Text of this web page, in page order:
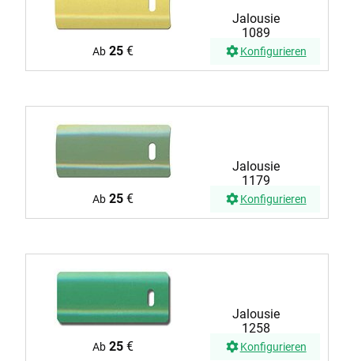
Jalousie
1089
Ab 25€ Konfigurieren
Jalousie
1179
Ab 25€ Konfigurieren
Jalousie
1258
Ab 25€ Konfigurieren